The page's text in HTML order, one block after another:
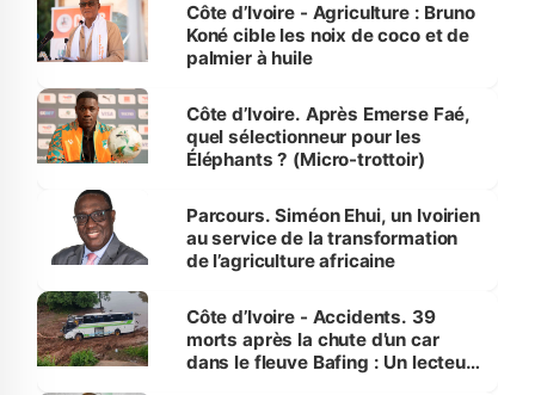
Côte d’Ivoire - Agriculture : Bruno
Koné cible les noix de coco et de
palmier à huile
Côte d’Ivoire. Après Emerse Faé,
quel sélectionneur pour les
Éléphants ? (Micro-trottoir)
Parcours. Siméon Ehui, un Ivoirien
au service de la transformation
de l’agriculture africaine
Côte d’Ivoire - Accidents. 39
morts après la chute d’un car
dans le fleuve Bafing : Un lecteur